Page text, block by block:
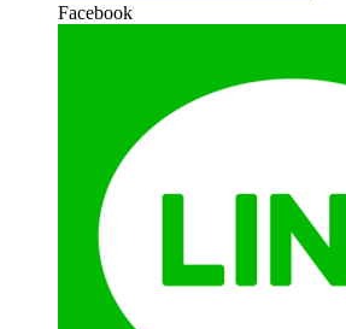
Facebook